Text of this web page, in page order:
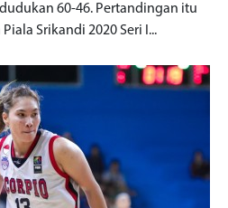
60-46. Pertandingan itu
Srikandi 2020 Seri I...